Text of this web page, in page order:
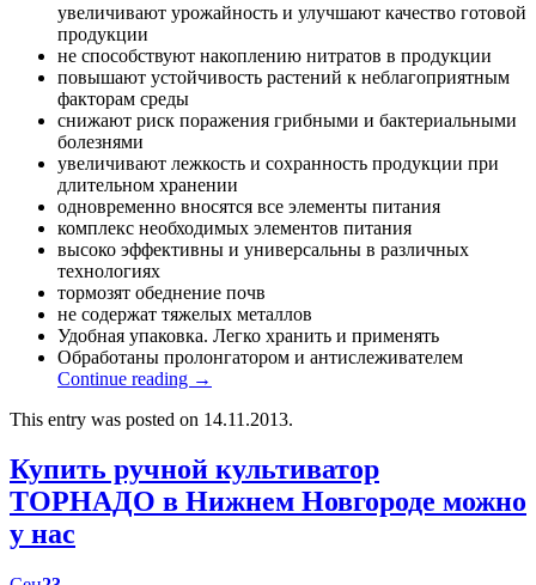
увеличивают урожайность и улучшают качество готовой
продукции
не способствуют накоплению нитратов в продукции
повышают устойчивость растений к неблагоприятным
факторам среды
снижают риск поражения грибными и бактериальными
болезнями
увеличивают лежкость и сохранность продукции при
длительном хранении
одновременно вносятся все элементы питания
комплекс необходимых элементов питания
высоко эффективны и универсальны в различных
технологиях
тормозят обеднение почв
не содержат тяжелых металлов
Удобная упаковка. Легко хранить и применять
Обработаны пролонгатором и антислеживателем
Continue reading →
This entry was posted on 14.11.2013.
Купить ручной культиватор
ТОРНАДО в Нижнем Новгороде можно
у нас